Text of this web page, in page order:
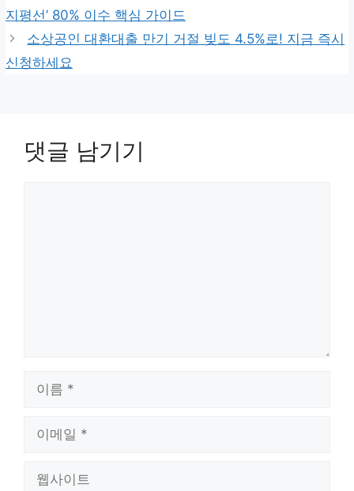
리
지평선’ 80% 이수 핵심 가이드
소상공인 대환대출 만기 거절 빚도 4.5%로! 지금 즉시
신청하세요
댓글 남기기